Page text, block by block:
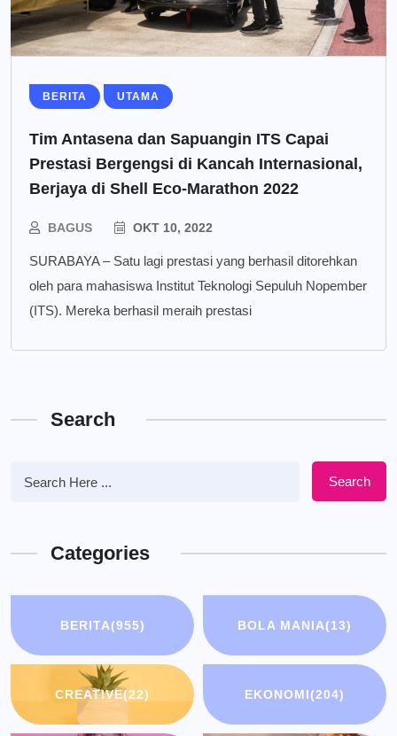
BERITA UTAMA
Tim Antasena dan Sapuangin ITS Capai
Prestasi Bergengsi di Kancah Internasional,
Berjaya di Shell Eco-Marathon 2022
BAGUS OKT 10, 2022
SURABAYA – Satu lagi prestasi yang berhasil ditorehkan
oleh para mahasiswa Institut Teknologi Sepuluh Nopember
(ITS). Mereka berhasil meraih prestasi
Search
Search
Categories
BERITA(955) BOLA MANIA(13)
CREATIVE(22) EKONOMI(204)